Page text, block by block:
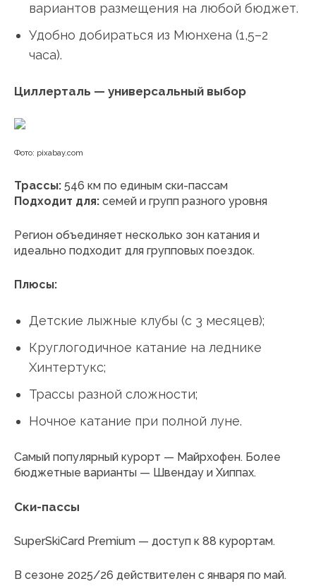
вариантов размещения на любой бюджет.
Удобно добираться из Мюнхена (1,5–2
часа).
Циллерталь — универсальный выбор
Фото: pixabay.com
Трассы: 546 км по единым ски-пассам
Подходит для: семей и групп разного уровня
Регион объединяет несколько зон катания и
идеально подходит для групповых поездок.
Плюсы:
Детские лыжные клубы (с 3 месяцев);
Круглогодичное катание на леднике
Хинтертукс;
Трассы разной сложности;
Ночное катание при полной луне.
Самый популярный курорт — Майрхофен. Более
бюджетные варианты — Швендау и Хиппах.
Ски-пассы
SuperSkiCard Premium — доступ к 88 курортам.
В сезоне 2025/26 действителен с января по май.